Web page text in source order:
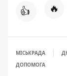
👍 🔥
МІСЬКРАДА
ДОПОМОГА